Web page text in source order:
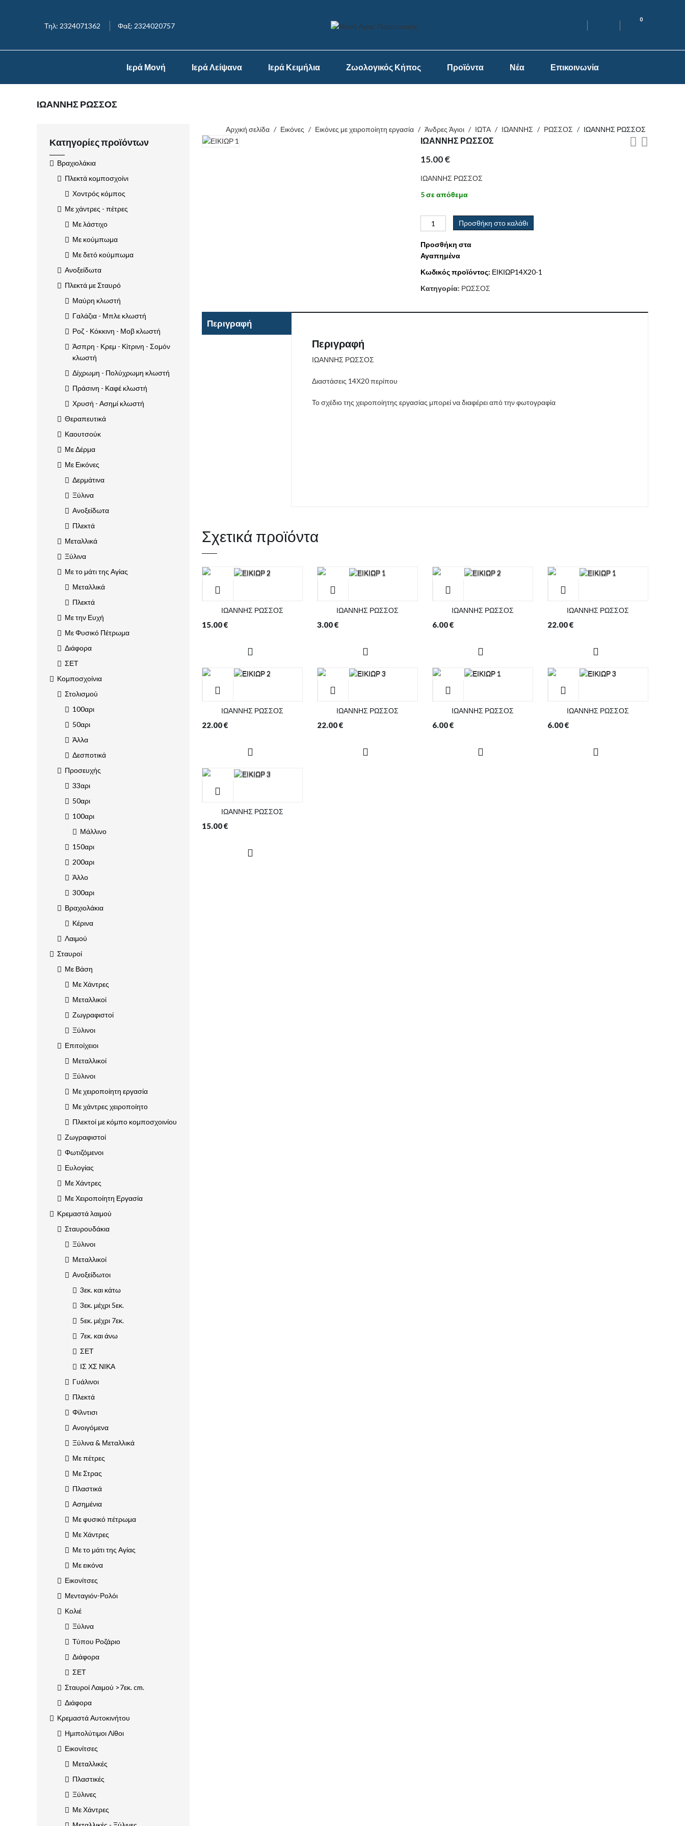
Τηλ: 2324071362 Φαξ: 2324020757
0
Ιερά Μονή Ιερά Λείψανα Ιερά Κειμήλια Ζωολογικός Κήπος Προϊόντα Νέα Επικοινωνία
ΙΩΑΝΝΗΣ ΡΩΣΣΟΣ
Αρχική σελίδα / Εικόνες / Εικόνες με χειροποίητη εργασία / Άνδρες Άγιοι / ΙΩΤΑ / ΙΩΑΝΝΗΣ / ΡΩΣΣΟΣ / ΙΩΑΝΝΗΣ ΡΩΣΣΟΣ
ΙΩΑΝΝΗΣ ΡΩΣΣΟΣ
15.00€
ΙΩΑΝΝΗΣ ΡΩΣΣΟΣ
5 σε απόθεμα
Προσθήκη στο καλάθι
Προσθήκη στα
Αγαπημένα
Κωδικός προϊόντος: ΕΙΚΙΩΡ14Χ20-1
Κατηγορία: ΡΩΣΣΟΣ
Περιγραφή
Περιγραφή
ΙΩΑΝΝΗΣ ΡΩΣΣΟΣ
Διαστάσεις 14Χ20 περίπου
Το σχέδιο της χειροποίητης εργασίας μπορεί να διαφέρει από την φωτογραφία
Σχετικά προϊόντα
ΙΩΑΝΝΗΣ ΡΩΣΣΟΣ
15.00€
ΙΩΑΝΝΗΣ ΡΩΣΣΟΣ
3.00€
ΙΩΑΝΝΗΣ ΡΩΣΣΟΣ
6.00€
ΙΩΑΝΝΗΣ ΡΩΣΣΟΣ
22.00€
ΙΩΑΝΝΗΣ ΡΩΣΣΟΣ
22.00€
ΙΩΑΝΝΗΣ ΡΩΣΣΟΣ
22.00€
ΙΩΑΝΝΗΣ ΡΩΣΣΟΣ
6.00€
ΙΩΑΝΝΗΣ ΡΩΣΣΟΣ
6.00€
ΙΩΑΝΝΗΣ ΡΩΣΣΟΣ
15.00€
Κατηγορίες προϊόντων
Βραχιολάκια
Πλεκτά κομποσχοίνι
Χοντρός κόμπος
Με χάντρες - πέτρες
Με λάστιχο
Με κούμπωμα
Με δετό κούμπωμα
Ανοξείδωτα
Πλεκτά με Σταυρό
Μαύρη κλωστή
Γαλάζια - Μπλε κλωστή
Ροζ - Κόκκινη - Μοβ κλωστή
Άσπρη - Κρεμ - Κίτρινη - Σομόν
κλωστή
Δίχρωμη - Πολύχρωμη κλωστή
Πράσινη - Καφέ κλωστή
Χρυσή - Ασημί κλωστή
Θεραπευτικά
Καουτσούκ
Με Δέρμα
Με Εικόνες
Δερμάτινα
Ξύλινα
Ανοξείδωτα
Πλεκτά
Μεταλλικά
Ξύλινα
Με το μάτι της Αγίας
Μεταλλικά
Πλεκτά
Με την Ευχή
Με Φυσικό Πέτρωμα
Διάφορα
ΣΕΤ
Κομποσχοίνια
Στολισμού
100αρι
50αρι
Άλλα
Δεσποτικά
Προσευχής
33αρι
50αρι
100αρι
Μάλλινο
150αρι
200αρι
Άλλο
300αρι
Βραχιολάκια
Κέρινα
Λαιμού
Σταυροί
Με Βάση
Με Χάντρες
Μεταλλικοί
Ζωγραφιστοί
Ξύλινοι
Επιτοίχειοι
Μεταλλικοί
Ξύλινοι
Με χειροποίητη εργασία
Με χάντρες χειροποίητο
Πλεκτοί με κόμπο κομποσχοινίου
Ζωγραφιστοί
Φωτιζόμενοι
Ευλογίας
Με Χάντρες
Με Χειροποίητη Εργασία
Κρεμαστά λαιμού
Σταυρουδάκια
Ξύλινοι
Μεταλλικοί
Ανοξείδωτοι
3εκ. και κάτω
3εκ. μέχρι 5εκ.
5εκ. μέχρι 7εκ.
7εκ. και άνω
ΣΕΤ
ΙΣ ΧΣ ΝΙΚΑ
Γυάλινοι
Πλεκτά
Φίλντισι
Ανοιγόμενα
Ξύλινα & Μεταλλικά
Με πέτρες
Με Στρας
Πλαστικά
Ασημένια
Με φυσικό πέτρωμα
Με Χάντρες
Με το μάτι της Αγίας
Με εικόνα
Εικονίτσες
Μενταγιόν-Ρολόι
Κολιέ
Ξύλινα
Τύπου Ροζάριο
Διάφορα
ΣΕΤ
Σταυροί Λαιμού >7εκ. cm.
Διάφορα
Κρεμαστά Αυτοκινήτου
Ημιπολύτιμοι Λίθοι
Εικονίτσες
Μεταλλικές
Πλαστικές
Ξύλινες
Με Χάντρες